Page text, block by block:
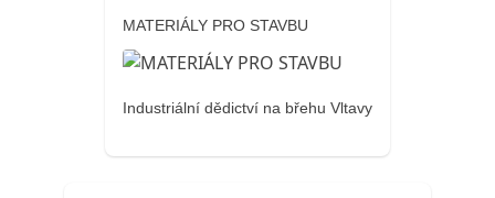
MATERIÁLY PRO STAVBU
Industriální dědictví na břehu Vltavy